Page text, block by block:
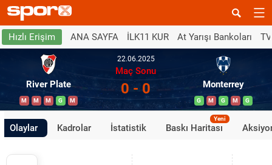
Hızlı Erişim ANA SAYFA İLK11 KUR At Yarışı Bankoları
River Plate
M M M G M
22.06.2025
Maç Sonu
0 - 0 Monterrey
G M G M G
Olaylar Kadrolar İstatistik Baskı Haritası
Yeni